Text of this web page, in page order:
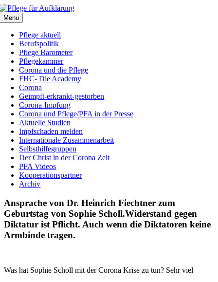
Zum
Inhalt
springen
Menu
Pflege aktuell
Berufspolitik
Pflege Barometer
Pflegekammer
Corona und die Pflege
FHC- Die Academy
Corona
Geimpft-erkrankt-gestorben
Corona-Impfung
Corona und Pflege/PFA in der Presse
Aktuelle Studien
Impfschaden melden
Internationale Zusammenarbeit
Selbsthilfegruppen
Der Christ in der Corona Zeit
PFA Videos
Kooperationspartner
Archiv
Ansprache von Dr. Heinrich Fiechtner zum
Geburtstag von Sophie Scholl.Widerstand gegen
Diktatur ist Pflicht. Auch wenn die Diktatoren keine
Armbinde tragen.
Was hat Sophie Scholl mit der Corona Krise zu tun? Sehr viel